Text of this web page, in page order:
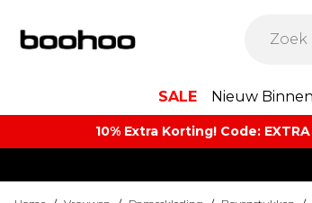
SALE Nieuw Binnen
10% Extra Korting! Code: EXTRA​